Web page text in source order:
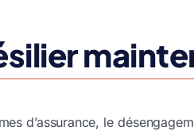
d’assurance, le